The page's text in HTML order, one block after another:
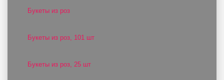
Букеты из роз
Букеты из роз, 101 шт
Букеты из роз, 25 шт